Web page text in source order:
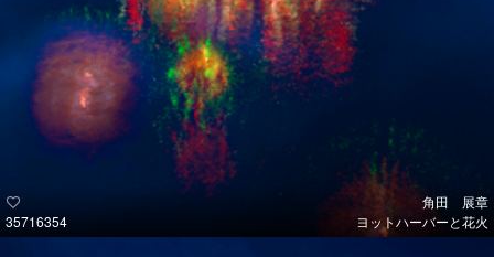
35716354
角田 展章
ヨットハーバーと花火